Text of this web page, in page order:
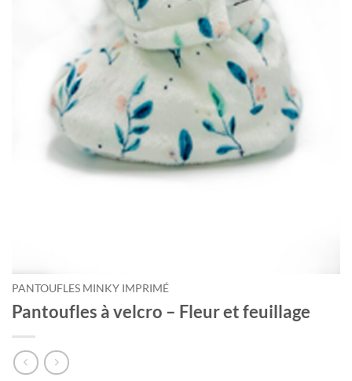
PANTOUFLES MINKY IMPRIMÉ
Pantoufles à velcro – Fleur et feuillage